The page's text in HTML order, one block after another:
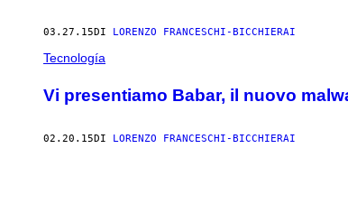
03.27.15DI LORENZO FRANCESCHI-BICCHIERAI
Tecnología
Vi presentiamo Babar, il nuovo
02.20.15DI LORENZO FRANCESCHI-BICCHIERAI